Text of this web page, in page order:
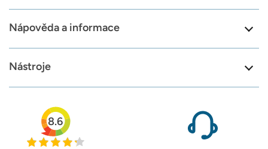
Nápověda a informace
Nástroje
8.6